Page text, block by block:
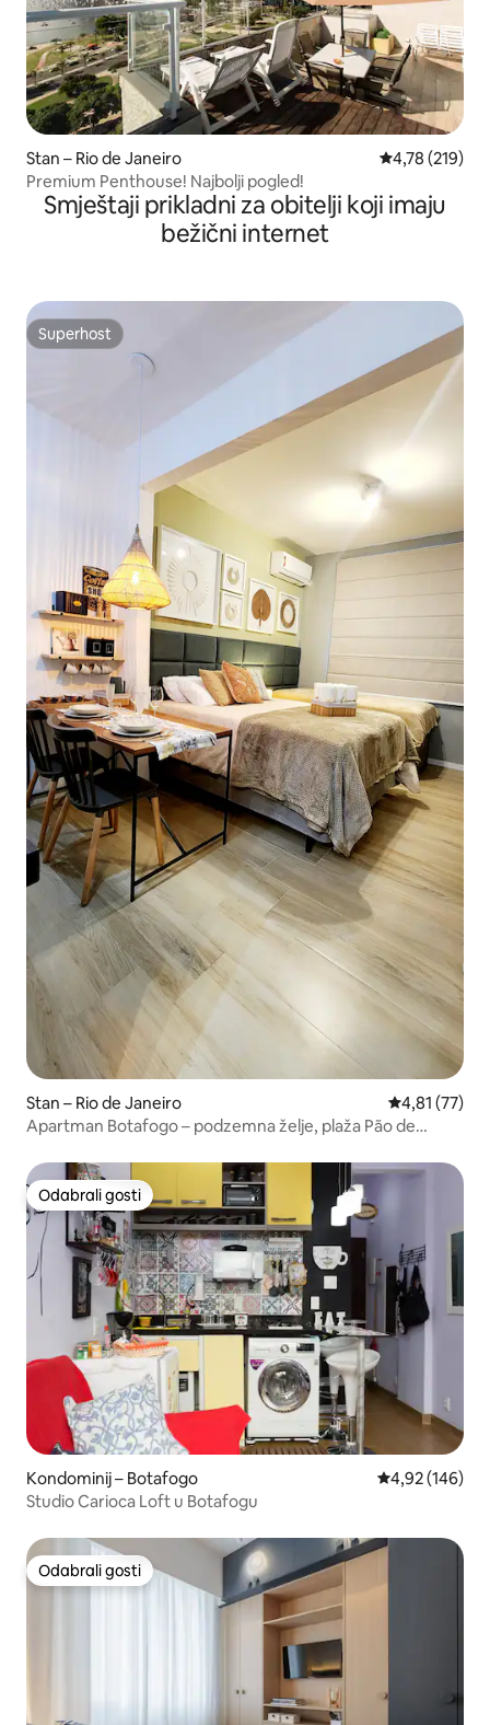
Stan – Rio de Janeiro Prosječna
4,78 (219)
Premium Penthouse! Najbolji pogled!
Smještaji prikladni za obitelji koji imaju
bežični internet
Superhost
Superhost
Stan – Rio de Janeiro Prosječna
4,81 (77)
Apartman Botafogo – podzemna želje, plaža Pão de
Odabrali gosti
Odabrali gosti
Kondominij – Botafogo Prosječna
4,92 (146)
Studio Carioca Loft u Botafogu
Odabrali gosti
Odabrali gosti